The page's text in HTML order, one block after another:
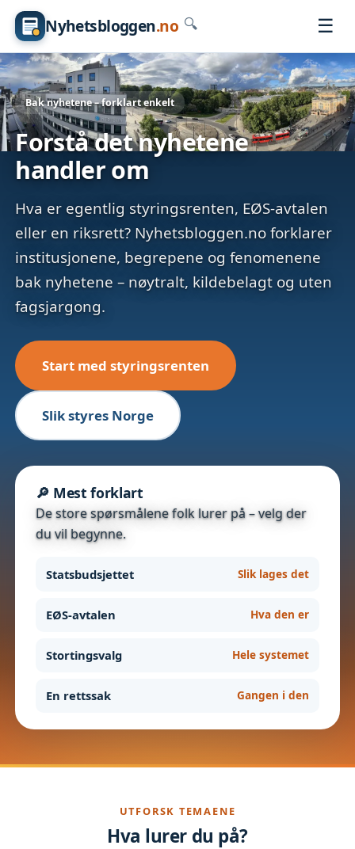
Nyhetsbloggen.no 🔍 ☰
Bak nyhetene – forklart enkelt
Forstå det nyhetene
handler om
Hva er egentlig styringsrenten, EØS-avtalen
eller en riksrett? Nyhetsbloggen.no forklarer
institusjonene, begrepene og fenomenene
bak nyhetene – nøytralt, kildebelagt og uten
fagsjargong.
Start med styringsrenten
Slik styres Norge
🔎 Mest forklart
De store spørsmålene folk lurer på – velg der
du vil begynne.
Statsbudsjettet Slik lages det
EØS-avtalen Hva den er
Stortingsvalg Hele systemet
En rettssak Gangen i den
UTFORSK TEMAENE
Hva lurer du på?